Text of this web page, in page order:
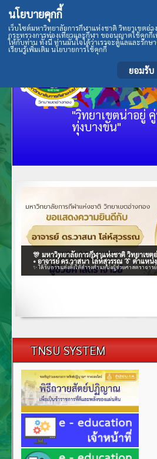
"วิทยาเขตน่าอยู่
ทุ่งบางขัน"
🎊 มหาวิทยาลัยการกีฬาแห่งชาติ วิทยาเขต
• อาจารย์ ดร.วาสนา โล่ห์สุวรรณ 👔 ตำแหน่
✨ ได้รับการแต่งตั้งให้ดำรงตำแหน่งผู้ช่วยศาสตราจา
TNSU SYSTEM
นโยบายคุกกี้
เว็บไซต์มหาวิทยาลัยการกีฬาแห่งชาติ วิทยาเขตอ่
กระทรวงการท่องเที่ยวและกีฬา ขออนุญาตใช้คุกกี้
ให้กับท่าน ทั้งนี้ ท่านมั่นใจได้ว่าเราจะดูแลและรัก
เรียนรู้เพิ่มเติม นโยบายการใช้คุกกี้
ยอมรับ